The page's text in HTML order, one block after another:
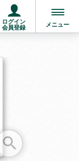
ログイン
会員登録
メニュー